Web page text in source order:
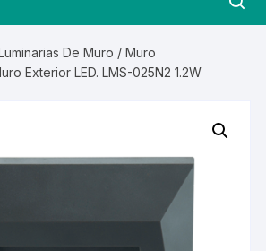
De Muro /Muro
Exterior LED. LMS-025N2 1.2W